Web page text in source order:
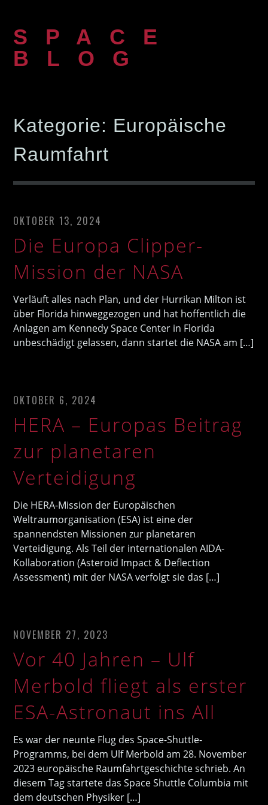
springen
SPACE
BLOG
Kategorie: Europäische
Raumfahrt
OKTOBER 13, 2024
Die Europa Clipper-
Mission der NASA
Verläuft alles nach Plan, und der Hurrikan Milton ist
über Florida hinweggezogen und hat hoffentlich die
Anlagen am Kennedy Space Center in Florida
unbeschädigt gelassen, dann startet die NASA am […]
OKTOBER 6, 2024
HERA – Europas Beitrag
zur planetaren
Verteidigung
Die HERA-Mission der Europäischen
Weltraumorganisation (ESA) ist eine der
spannendsten Missionen zur planetaren
Verteidigung. Als Teil der internationalen AIDA-
Kollaboration (Asteroid Impact & Deflection
Assessment) mit der NASA verfolgt sie das […]
NOVEMBER 27, 2023
Vor 40 Jahren – Ulf
Merbold fliegt als erster
ESA-Astronaut ins All
Es war der neunte Flug des Space-Shuttle-
Programms, bei dem Ulf Merbold am 28. November
2023 europäische Raumfahrtgeschichte schrieb. An
diesem Tag startete das Space Shuttle Columbia mit
dem deutschen Physiker […]